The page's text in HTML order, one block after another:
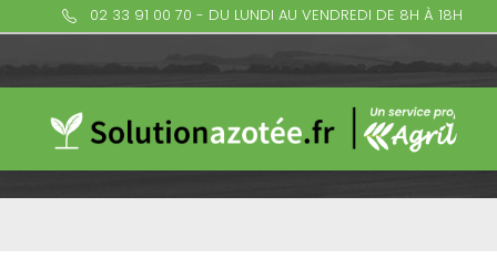
02 33 91 00 70 - DU LUNDI AU VENDREDI DE 8H À 18H